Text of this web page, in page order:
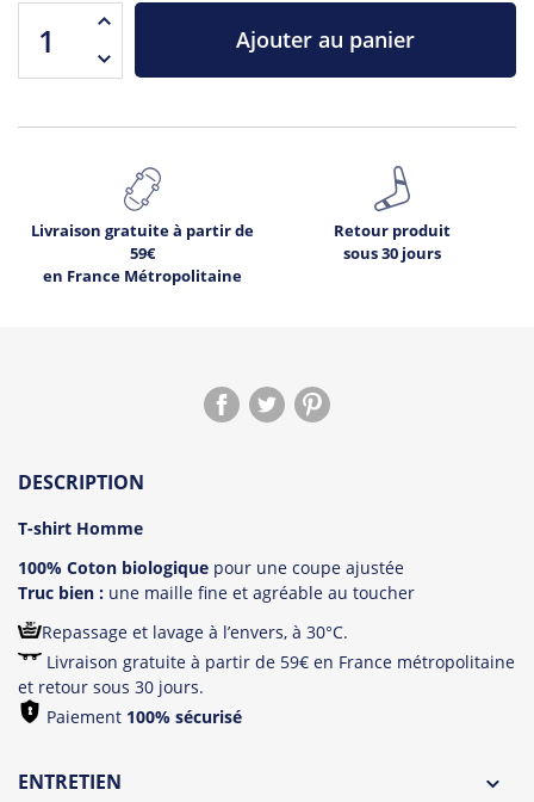
Ajouter au panier
Livraison gratuite à partir de
59€
en France Métropolitaine
Retour produit
sous 30 jours
DESCRIPTION
T-shirt Homme
100% Coton biologique pour une coupe ajustée
Truc bien : une maille fine et agréable au toucher
Repassage et lavage à l’envers, à 30°C.
Livraison gratuite à partir de 59€ en France métropolitaine
et retour sous 30 jours.
Paiement 100% sécurisé
ENTRETIEN